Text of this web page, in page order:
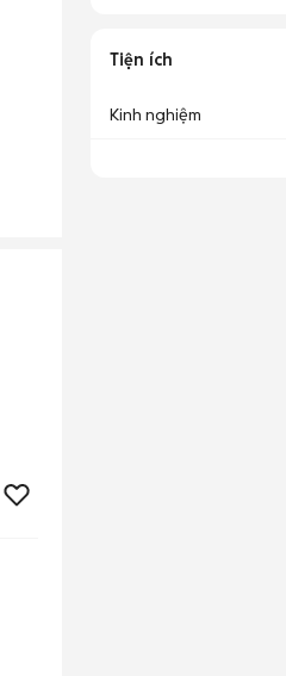
Tiện ích
Kinh nghiệm